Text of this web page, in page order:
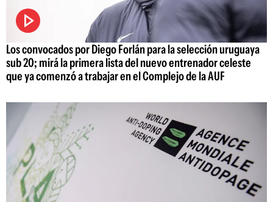
Los convocados por Diego Forlán para la selección uruguaya
sub 20; mirá la primera lista del nuevo entrenador celeste
que ya comenzó a trabajar en el Complejo de la AUF